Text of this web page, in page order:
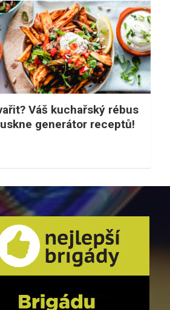
Váš kuchařský rébus
generátor receptů!